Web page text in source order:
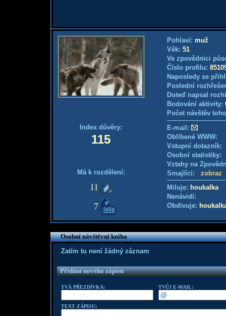
Index důvěry:
115
Má k rozdělení:
11
7
Pohlaví: muž
Věk: 51
Ve zpovědnici
Číslo profilu:
Naposledy se
Poslední
Doteď napsal
Bodování aktivity:
Počet návštěv
E-mail:
Oblíbené WWW:
Vstupní
Osobní
Vztahy na
Smajlíci: zobraz
Miluje: houkalka
Nenávidí:
Obdivuje:
Osobní návštěvní kniha
Zatím tu není žádný záznam
Přidání nového zápisu
TVÁ PŘEZDÍVKA: TVŮJ E-MAIL:
TEXT ZÁPISU: